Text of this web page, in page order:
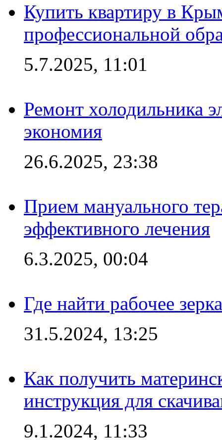
Купить квартиру в
профессиональной
5.7.2025, 11:01
Ремонт холодильника
экономия
26.6.2025, 23:38
Прием мануального
эффективного лечения
6.3.2025, 00:04
Где найти рабочее
31.5.2024, 13:25
Как получить
инструкция для
9.1.2024, 11:33